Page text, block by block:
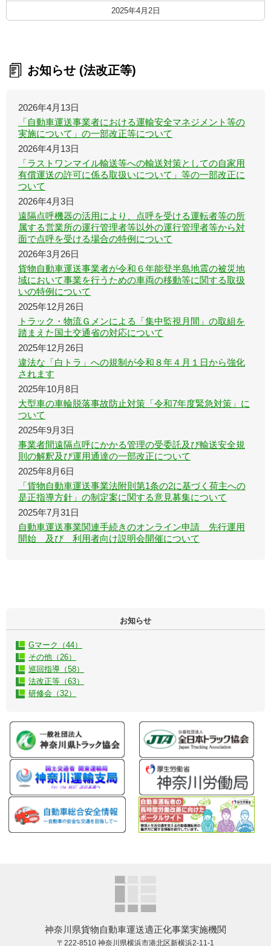
2025年4月2日
お知らせ (法改正等)
2026年4月13日
「自動車運送事業者における運輸安全マネジメント等の
実施について」の一部改正等について
2026年4月13日
「ラストワンマイル輸送等への輸送対策としての自家用
有償運送の許可に係る取扱いについて」等の一部改正に
ついて
2026年4月3日
遠隔点呼機器の活用により、点呼を受ける運転者等の所
属する営業所の運行管理者等以外の運行管理者等から対
面で点呼を受ける場合の特例について
2026年3月26日
貨物自動車運送事業者が令和６年能登半島地震の被災地
域において事業を行うための車両の移動等に関する取扱
いの特例について
2025年12月26日
トラック・物流Ｇメンによる「集中監視月間」の取組を
踏まえた国土交通省の対応について
2025年12月26日
違法な「白トラ」への規制が令和８年４月１日から強化
されます
2025年10月8日
大型車の車輪脱落事故防止対策「令和7年度緊急対策」に
ついて
2025年9月3日
事業者間遠隔点呼にかかる管理の受委託及び輸送安全規
則の解釈及び運用通達の一部改正について
2025年8月6日
「貨物自動車運送事業法附則第1条の2に基づく荷主への
是正指導方針」の制定案に関する意見募集について
2025年7月31日
自動車運送事業関連手続きのオンライン申請 先行運用
開始 及び 利用者向け説明会開催について
お知らせ
Gマーク（44）
その他（26）
巡回指導（58）
法改正等（63）
研修会（32）
神奈川県貨物自動車運送適正化事業実施機関
〒222-8510 神奈川県横浜市港北区新横浜2-11-1